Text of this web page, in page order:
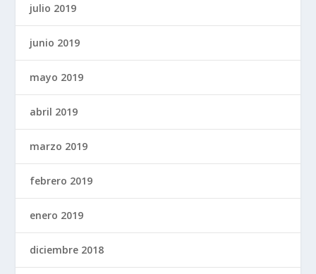
julio 2019
junio 2019
mayo 2019
abril 2019
marzo 2019
febrero 2019
enero 2019
diciembre 2018